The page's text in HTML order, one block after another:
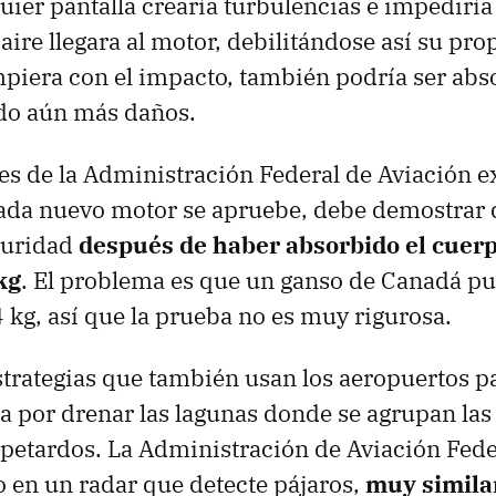
llegara al motor, debilitándose así su
con el impacto, también podría ser
aún más daños.
de la Administración Federal de Aviación
nuevo motor se apruebe, debe demostrar
después de haber absorbido el
. El problema es que un ganso de Canadá
kg, así que la prueba no es muy rigurosa.
que también usan los aeropuertos
por drenar las lagunas donde se agrupan las
La Administración de Aviación
en un radar que detecte pájaros, muy